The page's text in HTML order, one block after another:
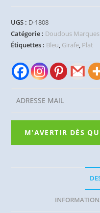
UGS : D-1808
Catégorie : Doudous
Étiquettes : Bleu, Girafe, Plat